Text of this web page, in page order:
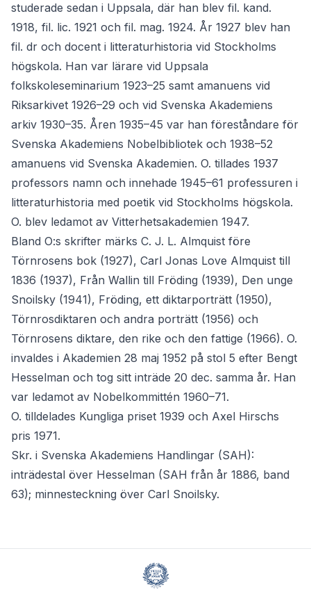
studerade sedan i Uppsala, där han blev fil. kand.
1918, fil. lic. 1921 och fil. mag. 1924. År 1927 blev han
fil. dr och docent i litteraturhistoria vid Stockholms
högskola. Han var lärare vid Uppsala
folkskoleseminarium 1923–25 samt amanuens vid
Riksarkivet 1926–29 och vid Svenska Akademiens
arkiv 1930–35. Åren 1935–45 var han föreståndare för
Svenska Akademiens Nobelbibliotek och 1938–52
amanuens vid Svenska Akademien. O. tillades 1937
professors namn och innehade 1945–61 professuren i
litteraturhistoria med poetik vid Stockholms högskola.
O. blev ledamot av Vitterhetsakademien 1947.
Bland O:s skrifter märks C. J. L. Almquist före
Törnrosens bok (1927), Carl Jonas Love Almquist till
1836 (1937), Från Wallin till Fröding (1939), Den unge
Snoilsky (1941), Fröding, ett diktarporträtt (1950),
Törnrosdiktaren och andra porträtt (1956) och
Törnrosens diktare, den rike och den fattige (1966). O.
invaldes i Akademien 28 maj 1952 på stol 5 efter Bengt
Hesselman och tog sitt inträde 20 dec. samma år. Han
var ledamot av Nobelkommittén 1960–71.
O. tilldelades Kungliga priset 1939 och Axel Hirschs
pris 1971.
Skr. i Svenska Akademiens Handlingar (SAH):
inträdestal över Hesselman (SAH från år 1886, band
63); minnesteckning över Carl Snoilsky.